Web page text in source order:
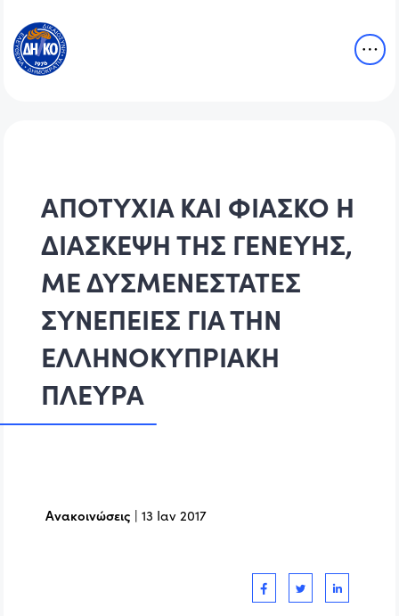
ΑΠΟΤΥΧΙΑ ΚΑΙ ΦΙΑΣΚΟ Η
ΔΙΑΣΚΕΨΗ ΤΗΣ ΓΕΝΕΥΗΣ,
ΜΕ ΔΥΣΜΕΝΕΣΤΑΤΕΣ
ΣΥΝΕΠΕΙΕΣ ΓΙΑ ΤΗΝ
ΕΛΛΗΝΟΚΥΠΡΙΑΚΗ
ΠΛΕΥΡΑ
Ανακοινώσεις |13 Ιαν 2017